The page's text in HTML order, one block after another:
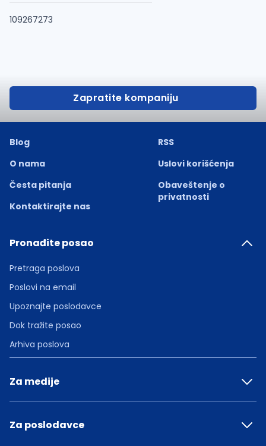
109267273
Zapratite kompaniju
Blog
O nama
Česta pitanja
Kontaktirajte nas
RSS
Uslovi korišćenja
Obaveštenje o
privatnosti
Pronađite posao
Pretraga poslova
Poslovi na email
Upoznajte poslodavce
Dok tražite posao
Arhiva poslova
Za medije
Za poslodavce